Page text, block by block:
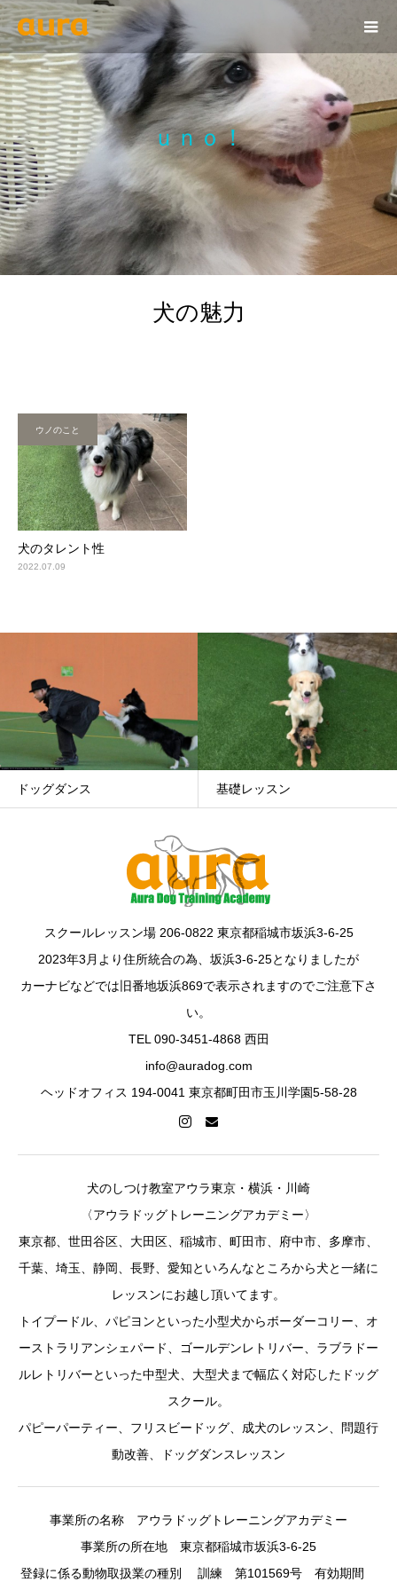
ｕｎｏ！
犬の魅力
ウノのこと
犬のタレント性
2022.07.09
ドッグダンス 基礎レッスン
スクールレッスン場 206-0822 東京都稲城市坂浜3-6-25
2023年3月より住所統合の為、坂浜3-6-25となりましたが
カーナビなどでは旧番地坂浜869で表示されますのでご注意下さ
い。
TEL 090-3451-4868 西田
info@auradog.com
ヘッドオフィス 194-0041 東京都町田市玉川学園5-58-28
犬のしつけ教室アウラ東京・横浜・川崎
〈アウラドッグトレーニングアカデミー〉
東京都、世田谷区、大田区、稲城市、町田市、府中市、多摩市、
千葉、埼玉、静岡、長野、愛知といろんなところから犬と一緒に
レッスンにお越し頂いてます。
トイプードル、パピヨンといった小型犬からボーダーコリー、オ
ーストラリアンシェパード、ゴールデンレトリバー、ラブラドー
ルレトリバーといった中型犬、大型犬まで幅広く対応したドッグ
スクール。
パピーパーティー、フリスビードッグ、成犬のレッスン、問題行
動改善、ドッグダンスレッスン
事業所の名称 アウラドッグトレーニングアカデミー
事業所の所在地 東京都稲城市坂浜3-6-25
登録に係る動物取扱業の種別 訓練 第101569号 有効期間